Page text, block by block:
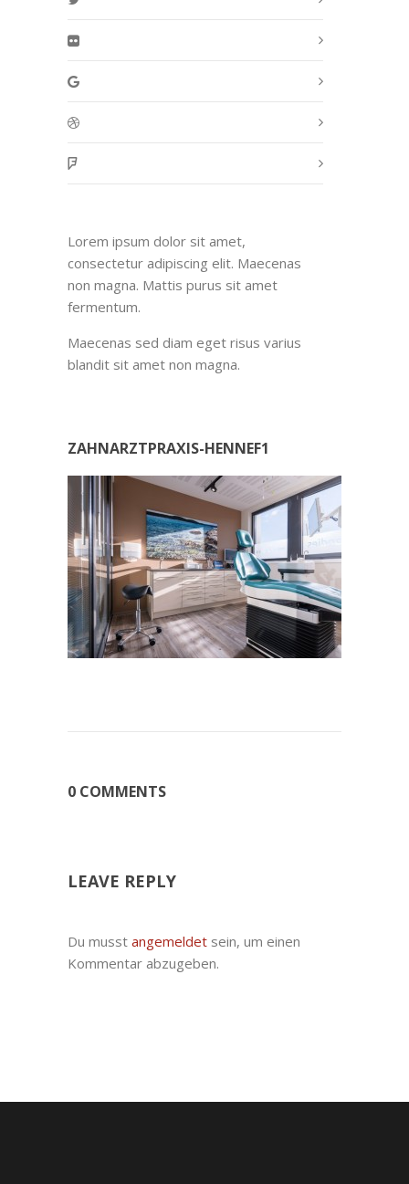
Lorem ipsum dolor sit amet,
consectetur adipiscing elit. Maecenas
non magna. Mattis purus sit amet
fermentum.
Maecenas sed diam eget risus varius
blandit sit amet non magna.
ZAHNARZTPRAXIS-HENNEF1
0 COMMENTS
LEAVE REPLY
Du musst angemeldet sein, um einen
Kommentar abzugeben.